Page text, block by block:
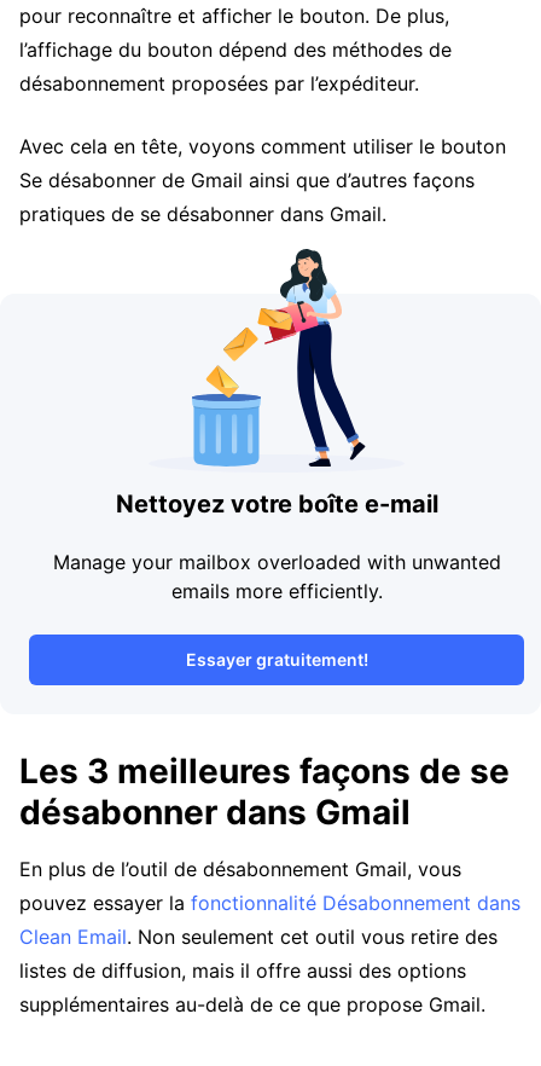
pour reconnaître et afficher le bouton. De plus,
l’affichage du bouton dépend des méthodes de
désabonnement proposées par l’expéditeur.
Avec cela en tête, voyons comment utiliser le bouton
Se désabonner de Gmail ainsi que d’autres façons
pratiques de se désabonner dans Gmail.
Nettoyez votre boîte e-mail
Manage your mailbox overloaded with unwanted
emails more efficiently.
Essayer gratuitement!
Les 3 meilleures façons de se
désabonner dans Gmail
En plus de l’outil de désabonnement Gmail, vous
pouvez essayer la fonctionnalité Désabonnement dans
Clean Email. Non seulement cet outil vous retire des
listes de diffusion, mais il offre aussi des options
supplémentaires au-delà de ce que propose Gmail.